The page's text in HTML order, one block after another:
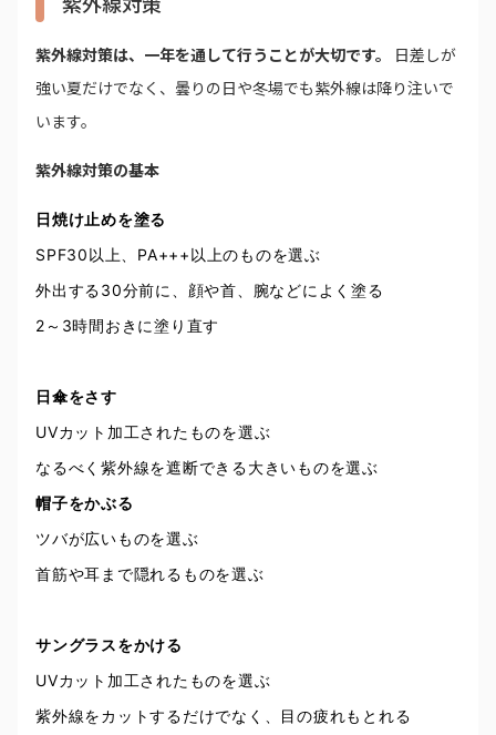
紫外線対策は、一年を通して行うことが大切です。
日差しが
強い夏だけでなく、曇りの日や冬場でも紫外線は降り注いで
います。
紫外線対策の基本
日焼け止めを塗る
SPF30以上、PA+++以上のものを選ぶ
外出する30分前に、顔や首、腕などによく塗る
2～3時間おきに塗り直す
日傘をさす
UVカット加工されたものを選ぶ
なるべく紫外線を遮断できる大きいものを選ぶ
帽子をかぶる
ツバが広いものを選ぶ
首筋や耳まで隠れるものを選ぶ
サングラスをかける
UVカット加工されたものを選ぶ
紫外線をカットするだけでなく、目の疲れもとれる